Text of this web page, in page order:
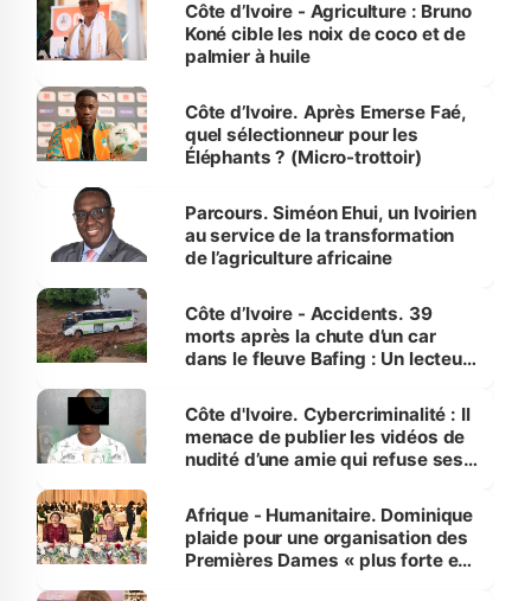
Côte d’Ivoire - Agriculture : Bruno
Koné cible les noix de coco et de
palmier à huile
Côte d’Ivoire. Après Emerse Faé,
quel sélectionneur pour les
Éléphants ? (Micro-trottoir)
Parcours. Siméon Ehui, un Ivoirien
au service de la transformation
de l’agriculture africaine
Côte d’Ivoire - Accidents. 39
morts après la chute d’un car
dans le fleuve Bafing : Un lecteur
des Transports
Côte d'Ivoire. Cybercriminalité : Il
menace de publier les vidéos de
nudité d’une amie qui refuse ses
Afrique - Humanitaire. Dominique
plaide pour une organisation des
Premières Dames « plus forte et